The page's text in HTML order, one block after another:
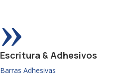
»
Escritura & Adhesivos
Barras Adhesivas